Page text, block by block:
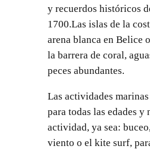
y recuerdos históricos
1700.Las islas de la
arena blanca en Belice
la barrera de coral,
peces abundantes.
Las actividades marinas
para todas las edades y
actividad, ya sea:
viento o el kite surf,